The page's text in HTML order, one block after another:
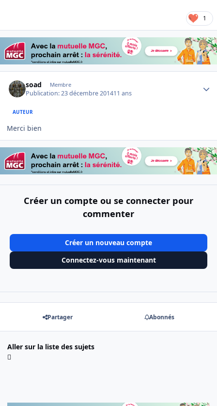
1
soad Membre
Publication:23 décembre 201411 ans
AUTEUR
Merci bien
Créer un compte ou se connecter pour
commenter
Créer un nouveau compte
Connectez-vous maintenant
Partager Abonnés
Aller sur la liste des sujets